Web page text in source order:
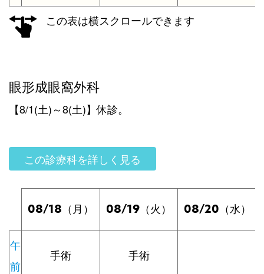
この表は横スクロールできます
眼形成眼窩外科
【8/1(土)～8(土)】休診。
この診療科を詳しく見る
08/18 （月） 08/19 （火） 08/20 （水）
午
前
手術 手術